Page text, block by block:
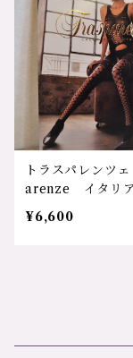
トラスパレンツ
arenze イタリ
ランジェリー レ
ス メッシュ あ
ン ブラック ボ
¥6,600